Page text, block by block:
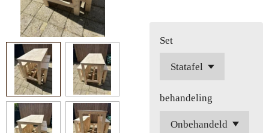
Set
behandeling